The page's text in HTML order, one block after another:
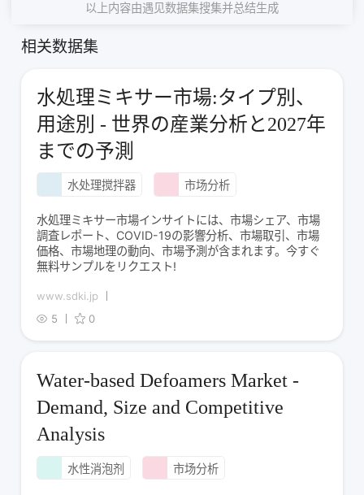
以上内容由遇见数据集搜集并总结生成
相关数据集
水処理ミキサー市場:タイプ別、
用途別 - 世界の産業分析と2027年
までの予測
水处理搅拌器 市场分析
水処理ミキサー市場インサイトには、市場シェア、市場
調査レポート、COVID-19の影響分析、市場取引、市場
価格、市場地理の動向、市場予測が含まれます。今すぐ
無料サンプルをリクエスト!
www.sdki.jp
5
0
Water-based Defoamers Market -
Demand, Size and Competitive
Analysis
水性消泡剂 市场分析